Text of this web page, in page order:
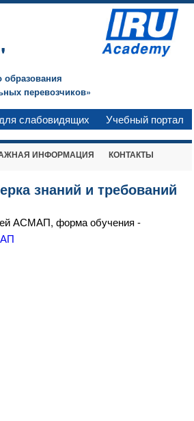
образования
перевозчиков»
слабовидящих Учебный портал
ИНФОРМАЦИЯ КОНТАКТЫ
знаний и требований
АСМАП, форма обучения -